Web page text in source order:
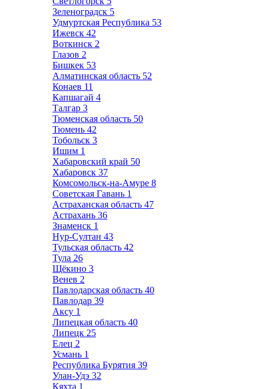
Зеленоградск 5
Удмуртская Республика 53
Ижевск 42
Воткинск 2
Глазов 2
Бишкек 53
Алматинская область 52
Конаев 11
Капшагай 4
Талгар 3
Тюменская область 50
Тюмень 42
Тобольск 3
Ишим 1
Хабаровский край 50
Хабаровск 37
Комсомольск-на-Амуре 8
Советская Гавань 1
Астраханская область 47
Астрахань 36
Знаменск 1
Нур-Султан 43
Тульская область 42
Тула 26
Щёкино 3
Венев 2
Павлодарская область 40
Павлодар 39
Аксу 1
Липецкая область 40
Липецк 25
Елец 2
Усмань 1
Республика Бурятия 39
Улан-Удэ 32
Кяхта 1